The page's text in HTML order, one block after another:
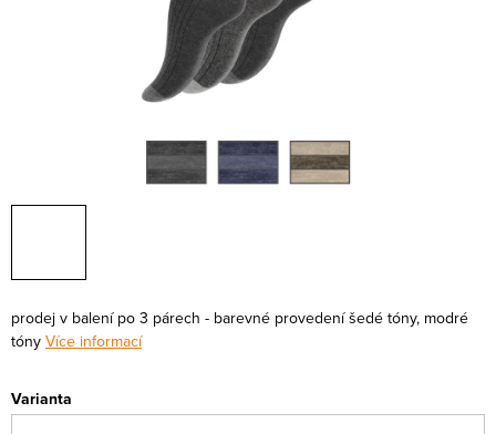
prodej v balení po 3 párech - barevné provedení šedé tóny, modré
tóny Více informací
Varianta